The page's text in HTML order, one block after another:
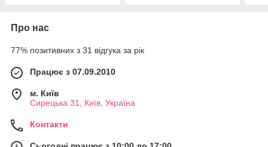
Про нас
77% позитивних з 31 відгука за рік
Працює з 07.09.2010
м. Київ
Сирецька 31, Київ, Україна
Контакти